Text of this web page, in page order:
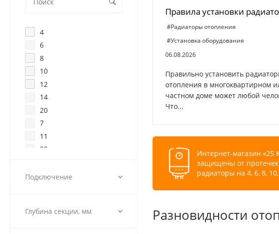
4
6
8
10
12
14
20
7
11
38
42
22
Подключение
Глубина секции, мм
Правила установки
#Радиаторы отопления
#Установка оборудования
06.08.2026
Правильно установить
отопления в многоквартирном
частном доме может любой
Что...
Интернет-магазин «25
защищены от
радиаторы на 4, 6, 8,
Разновидности